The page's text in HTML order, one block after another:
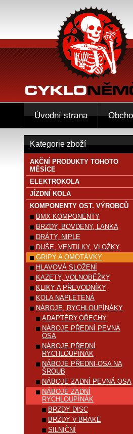
Kategorie zboží
AKČNÍ PRODUKTY TOHOTO
MĚSÍCE
ELEKTROKOLA
JÍZDNÍ KOLA
KOMPONENTY OST. VÝROBCŮ
BMX KOMPONENTY
BRZDY, BOVDENY, LANKA
DRÁTY, NIPLE
DUŠE, VENTILKY, VLOŽKY
GRIPY A OMOTÁVKY
HLAVOVÁ SLOŽENÍ
KAZETY, VOLNOBĚŽKY
KLIKY A PŘEVODNÍKY
KOLA NAPLETENÁ
NÁBOJE, RYCHLOUPÍNÁKY
ADAPTÉRY,OŘECHY
NÁBOJE PŘEDNÍ PEVNÁ
OSA
NÁBOJE PŘEDNÍ
RYCHLOUPÍNÁK
NÁBOJE PŘEDNI-OSA NA
ŠROUB
NÁBOJE ZADNÍ PEVNÁ OSA
NÁBOJE ZADNÍ
RYCHLOUPÍNÁK
BRZDY DISC
BRZDY V-BRAKE
SILNIČNÍ
Úvodní strana